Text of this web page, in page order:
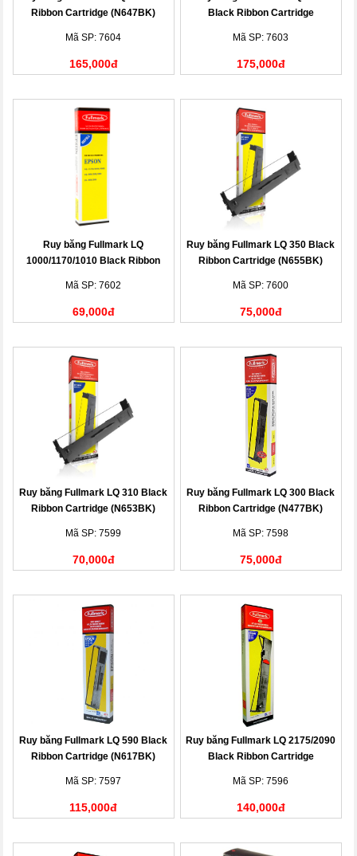
Ribbon Cartridge (N647BK)
Mã SP: 7604
165,000đ
Black Ribbon Cartridge
Mã SP: 7603
175,000đ
Ruy băng Fullmark LQ
1000/1170/1010 Black Ribbon
Mã SP: 7602
69,000đ
Ruy băng Fullmark LQ 350 Black
Ribbon Cartridge (N655BK)
Mã SP: 7600
75,000đ
Ruy băng Fullmark LQ 310 Black
Ribbon Cartridge (N653BK)
Mã SP: 7599
70,000đ
Ruy băng Fullmark LQ 300 Black
Ribbon Cartridge (N477BK)
Mã SP: 7598
75,000đ
Ruy băng Fullmark LQ 590 Black
Ribbon Cartridge (N617BK)
Mã SP: 7597
115,000đ
Ruy băng Fullmark LQ 2175/2090
Black Ribbon Cartridge
Mã SP: 7596
140,000đ